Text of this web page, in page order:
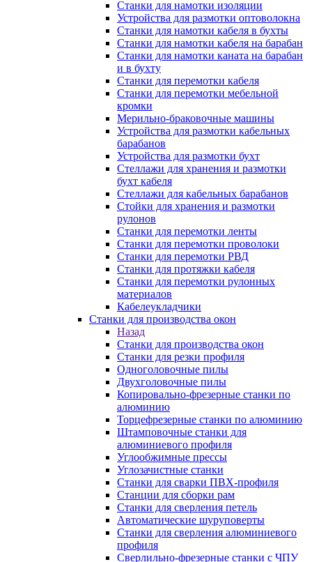
Станки для намотки изоляции
Устройства для размотки оптоволокна
Станки для намотки кабеля в бухты
Станки для намотки кабеля на барабан
Станки для намотки каната на барабан
и в бухту
Станки для перемотки кабеля
Станки для перемотки мебельной
кромки
Мерильно-браковочные машины
Устройства для размотки кабельных
барабанов
Устройства для размотки бухт
Стеллажи для хранения и размотки
бухт кабеля
Стеллажи для кабельных барабанов
Стойки для хранения и размотки
рулонов
Станки для перемотки ленты
Станки для перемотки проволоки
Станки для перемотки РВД
Станки для протяжки кабеля
Станки для перемотки рулонных
материалов
Кабелеукладчики
Станки для производства окон
Назад
Станки для производства окон
Станки для резки профиля
Одноголовочные пилы
Двухголовочные пилы
Копировально-фрезерные станки по
алюминию
Торцефрезерные станки по алюминию
Штамповочные станки для
алюминиевого профиля
Углообжимные прессы
Углозачистные станки
Станки для сварки ПВХ-профиля
Станции для сборки рам
Станки для сверления петель
Автоматические шуруповерты
Станки для сверления алюминиевого
профиля
Сверлильно-фрезерные станки с ЧПУ